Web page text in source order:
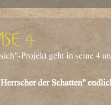
4
Projekt geht in seine 4
der Schatten"